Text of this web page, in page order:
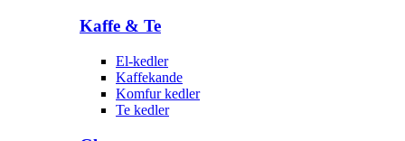
Kaffe & Te
El-kedler
Kaffekande
Komfur kedler
Te kedler